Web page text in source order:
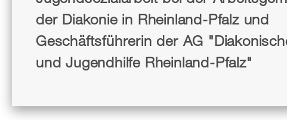
der Diakonie in Rheinland-Pfalz und
Geschäftsführerin der AG
und Jugendhilfe Rheinland-Pfalz"